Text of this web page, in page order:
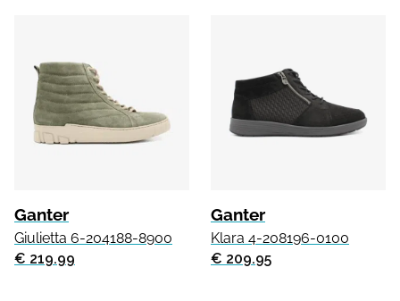
Ganter
Giulietta 6-204188-8900
€ 219.99
Ganter
Klara 4-208196-0100
€ 209.95